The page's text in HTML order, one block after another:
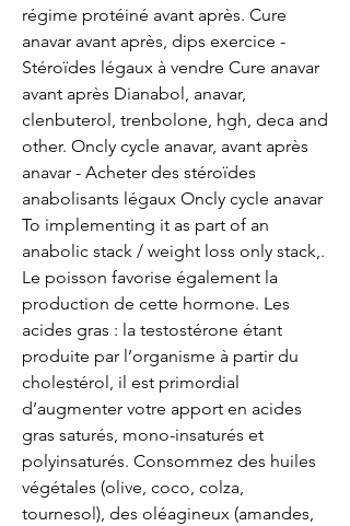
régime protéiné avant après. Cure
anavar avant après, dips exercice -
Stéroïdes légaux à vendre Cure anavar
avant après Dianabol, anavar,
clenbuterol, trenbolone, hgh, deca and
other. Oncly cycle anavar, avant après
anavar - Acheter des stéroïdes
anabolisants légaux Oncly cycle anavar
To implementing it as part of an
Le poisson favorise également la
production de cette hormone. Les
acides gras : la testostérone étant
produite par l’organisme à partir du
cholestérol, il est primordial
d’augmenter votre apport en acides
gras saturés, mono-insaturés et
polyinsaturés. Consommez des huiles
végétales (olive, coco, colza,
tournesol), des oléagineux (amandes,